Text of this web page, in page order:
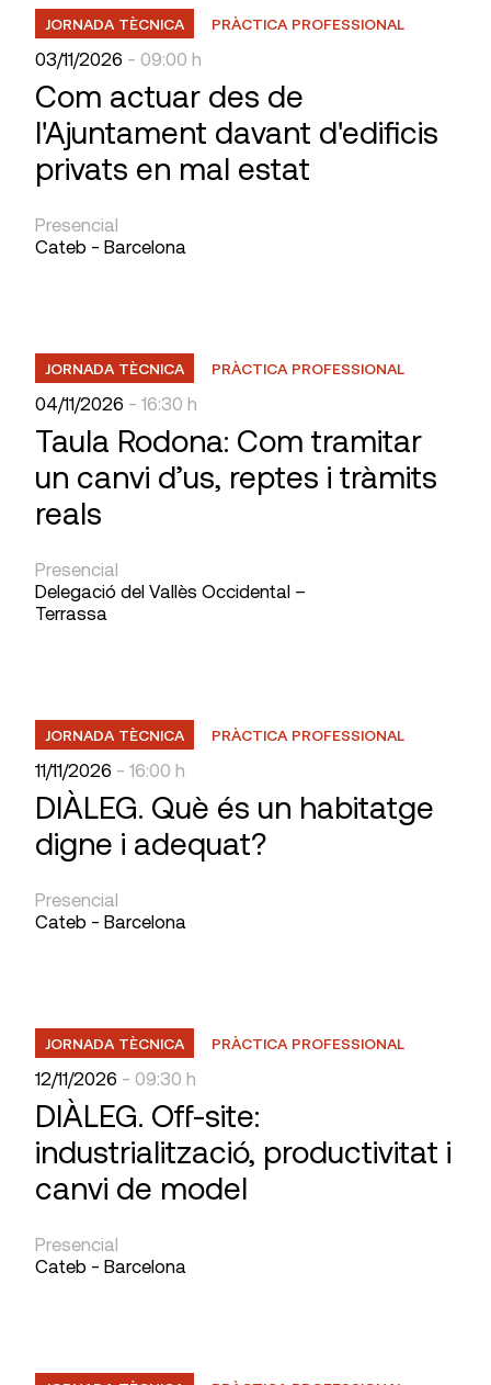
JORNADA TÈCNICA PRÀCTICA PROFESSIONAL
03/11/2026 - 09:00 h
Com actuar des de
l'Ajuntament davant d'edificis
privats en mal estat
Presencial
Cateb - Barcelona
JORNADA TÈCNICA PRÀCTICA PROFESSIONAL
04/11/2026 - 16:30 h
Taula Rodona: Com tramitar
un canvi d’us, reptes i tràmits
reals
Presencial
Delegació del Vallès Occidental –
Terrassa
JORNADA TÈCNICA PRÀCTICA PROFESSIONAL
11/11/2026 - 16:00 h
DIÀLEG. Què és un habitatge
digne i adequat?
Presencial
Cateb - Barcelona
JORNADA TÈCNICA PRÀCTICA PROFESSIONAL
12/11/2026 - 09:30 h
DIÀLEG. Off-site:
industrialització, productivitat i
canvi de model
Presencial
Cateb - Barcelona